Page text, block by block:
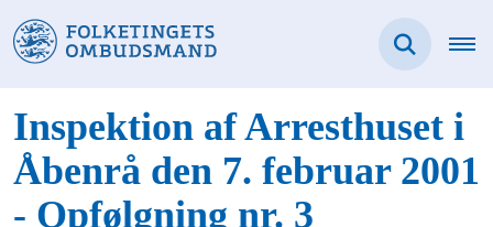
Inspektion af Arresthuset i
Åbenrå den 7. februar 2001
- Opfølgning nr. 3